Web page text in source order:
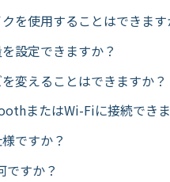
を使用することはできます
設定できますか？
変えることはできますか？
またはWi-Fiに接続でき
ですか？
すか？